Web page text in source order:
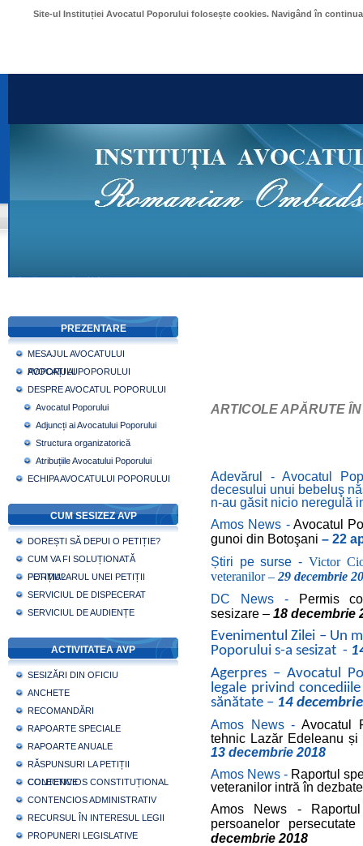
Site-ul Instituției Avocatul Poporului folosește cookies. Navigând în
PREZENTARE
MESAJUL AVOCATULUI
POPORULUI
AVOCAȚI AI POPORULUI
DESPRE AVOCATUL POPORULUI
Avocatul Poporului
Adjuncți ai Avocatului Poporului
Structura organizatorică
Atribuțiile Avocatului Poporului
ECHIPA AVOCATULUI POPORULUI
CUM SESIZEZ AVP
DOREȘTI SĂ DEPUI O PETIȚIE?
CUM VA FI SOLUȚIONATĂ
PETIȚIA?
FORMULARUL UNEI PETIȚII
SERVICIUL DE DISPECERAT
SERVICIUL DE AUDIENȚE
ACTIVITATEA AVP
SESIZĂRI DIN OFICIU
ANCHETE
RECOMANDĂRI
RAPOARTE SPECIALE
RAPOARTE ANUALE
RĂSPUNSURI LA PETIȚII
COLECTIVE
CONTENCIOS CONSTITUȚIONAL
CONTENCIOS ADMINISTRATIV
RECURSUL ÎN INTERESUL LEGII
PROPUNERI LEGISLATIVE
ARTICOLE APĂRUTE
Adevărul - Avocatul
decesului unui bebeluş
n-au găsit nicio neregulă
Amos News -Avocatul
gunoi din Botoşani – 22
Știri pe surse - Victor
veteranilor – 29 decembrie
DC News -
Permis
sesizare – 18 decembrie
Evenimentul Zilei – Un
Poporului s-a sesizat -
Agerpres – Avocatul
legale privind
sănătate – 14
Amos News - Avocatul
tehnic Lazăr Edeleanu
13 decembrie 2018
Amos News - Raportul
veteranilor intră în
Amos News -
persoanelor
decembrie 2018